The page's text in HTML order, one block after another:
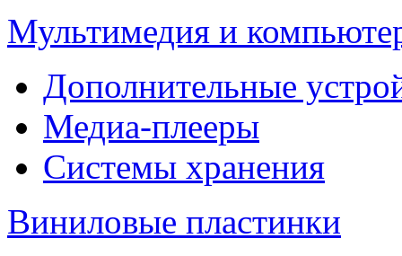
Мультимедия и
Дополнительные
Медиа-плееры
Системы хранения
Виниловые пластинки